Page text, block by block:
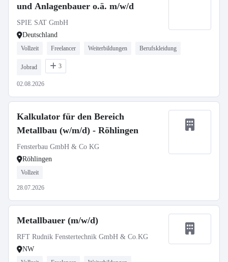
und Anlagenbauer o.ä. m/w/d
SPIE SAT GmbH
Deutschland
Vollzeit Freelancer Weiterbildungen Berufskleidung
Jobrad 3
02.08.2026
Kalkulator für den Bereich
Metallbau (w/m/d) - Röhlingen
Fensterbau GmbH & Co KG
Röhlingen
Vollzeit
28.07.2026
Metallbauer (m/w/d)
RFT Rudnik Fenstertechnik GmbH & Co.KG
NW